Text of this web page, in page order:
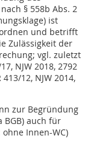
§ 558b Abs. 2
ist
und betrifft
Zulässigkeit der
vgl. zuletzt
NJW 2018, 2792
12, NJW 2014,
zur Begründung
BGB) auch für
Innen-WC)